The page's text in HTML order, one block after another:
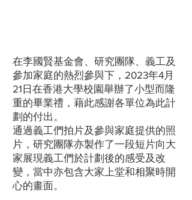
在李國賢基金會、研究團隊、義工及
參加家庭的熱烈參與下，2023年4月
21日在香港大學校園舉辦了小型而隆
重的畢業禮，藉此感謝各單位為此計
劃的付出。
通過義工們拍片及參與家庭提供的照
片，研究團隊亦製作了一段短片向大
家展現義工們於計劃後的感受及改
變，當中亦包含大家上堂和相聚時開
心的畫面。